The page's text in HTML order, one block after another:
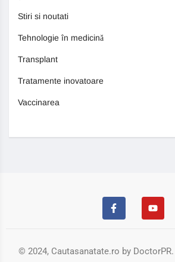
Stiri si noutati
Tehnologie în medicină
Transplant
Tratamente inovatoare
Vaccinarea
© 2024, Cautasanatate.ro by